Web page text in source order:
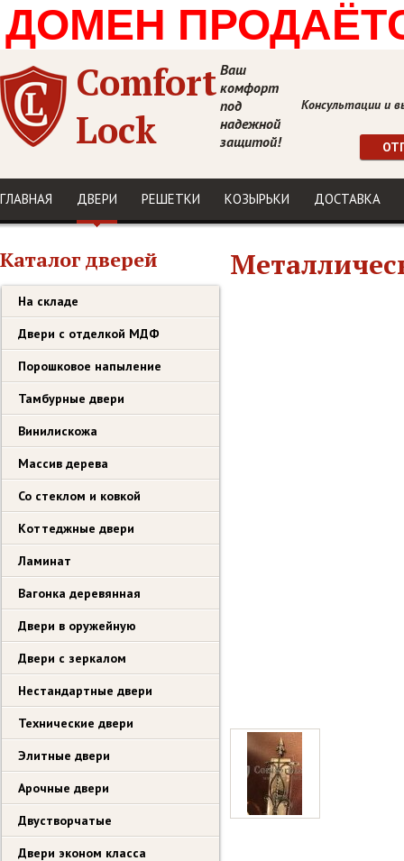
ДОМЕН
Comfort
Lock
Ваш
комфорт
под
надежной
защитой!
Консультации и
ГЛАВНАЯ ДВЕРИ РЕШЕТКИ КОЗЫРЬКИ ДОСТАВКА
Каталог дверей
На складе
Двери с отделкой МДФ
Порошковое напыление
Тамбурные двери
Винилискожа
Массив дерева
Со стеклом и ковкой
Коттеджные двери
Ламинат
Вагонка деревянная
Двери в оружейную
Двери с зеркалом
Нестандартные двери
Технические двери
Элитные двери
Арочные двери
Двустворчатые
Двери эконом класса